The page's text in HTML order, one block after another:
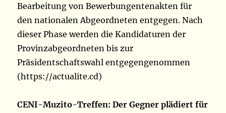
Bearbeitung von Bewerbungentenakten für
den nationalen Abgeordneten entgegen. Nach
dieser Phase werden die Kandidaturen der
Provinzabgeordneten bis zur
Präsidentschaftswahl entgegengenommen
(https://actualite.cd)
CENI-Muzito-Treffen: Der Gegner plädiert für